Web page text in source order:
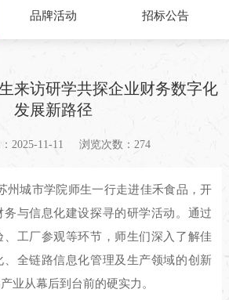
品牌活动 招标公告
来访研学共探企业财务数字化
发展新路径
2025-11-11 浏览次数：274
州城市学院师生一行走进佳禾食品，开
务与信息化建设探寻的研学活动。通过
工厂参观等环节，师生们深入了解佳
、全链路信息化管理及生产领域的创新
业从幕后到台前的硬实力。